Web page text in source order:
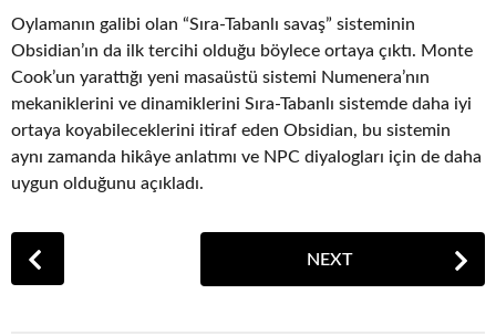
Oylamanın galibi olan “Sıra-Tabanlı savaş” sisteminin
Obsidian’ın da ilk tercihi olduğu böylece ortaya çıktı. Monte
Cook’un yarattığı yeni masaüstü sistemi Numenera’nın
mekaniklerini ve dinamiklerini Sıra-Tabanlı sistemde daha iyi
ortaya koyabileceklerini itiraf eden Obsidian, bu sistemin
aynı zamanda hikâye anlatımı ve NPC diyalogları için de daha
uygun olduğunu açıkladı.
o
NEXT